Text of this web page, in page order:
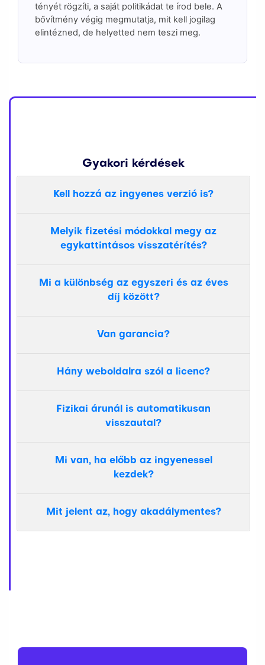
tényét rögzíti, a saját politikádat te írod bele. A
bővítmény végig megmutatja, mit kell jogilag
elintézned, de helyetted nem teszi meg.
Gyakori kérdések
Kell hozzá az ingyenes verzió is?
Melyik fizetési módokkal megy az
egykattintásos visszatérítés?
Mi a különbség az egyszeri és az éves
díj között?
Van garancia?
Hány weboldalra szól a licenc?
Fizikai árunál is automatikusan
visszautal?
Mi van, ha előbb az ingyenessel
kezdek?
Mit jelent az, hogy akadálymentes?